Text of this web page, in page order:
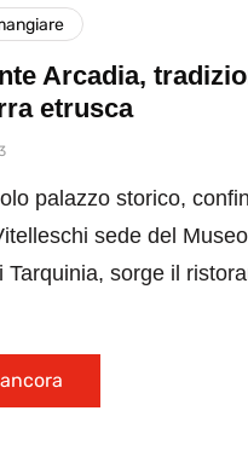
Arcadia,
etrusca
palazzo storico,
sede del
Tarquinia, sorge il